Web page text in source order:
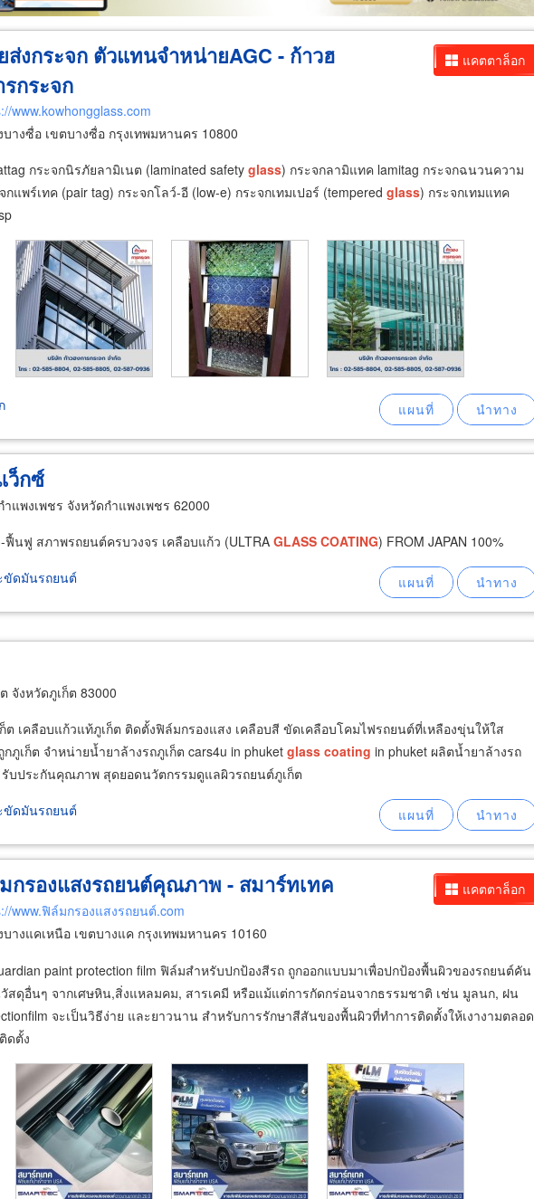
แคตตาล็อก
ส่งกระจก ตัวแทนจำหน่ายAGC - ก้าวฮ
รกระจก
www.kowhongglass.com
างซื่อ เขตบางซื่อ กรุงเทพมหานคร 10800
กระจกนิรภัยลามิเนต (laminated safetyglass) กระจกลามิแทค lamitag กระจกฉนวนความ
แพร์เทค (pair tag) กระจกโลว์-อี (low-e) กระจกเทมเปอร์ (tempered glass) กระจกเทมแทค
ว็กซ์
ำแพงเพชร จังหวัดกำแพงเพชร 62000
นฟู สภาพรถยนต์ครบวงจร เคลือบแก้ว (ULTRA GLASS COATING) FROM JAPAN 100%
ขัดมันรถยนต์
จังหวัดภูเก็ต 83000
ต เคลือบแก้วแท้ภูเก็ต ติดตั้งฟิล์มกรองแสง เคลือบสี ขัดเคลือบโคมไฟรถยนต์ที่เหลืองขุ่นให้ใส
ภูเก็ต จำหน่ายน้ำยาล้างรถภูเก็ต cars4u in phuket glass coating in phuket ผลิตน้ำยาล้างรถ
บประกันคุณภาพ สุดยอดนวัตกรรมดูแลผิวรถยนต์ภูเก็ต
ขัดมันรถยนต์
แคตตาล็อก
กรองแสงรถยนต์คุณภาพ - สมาร์ทเทค
www.ฟิล์มกรองแสงรถยนต์.com
างแคเหนือ เขตบางแค กรุงเทพมหานคร 10160
paint protection film ฟิล์มสำหรับปกป้องสีรถ ถูกออกแบบมาเพื่อปกป้องพื้นผิวของรถยนต์คัน
สดุอื่นๆ จากเศษหิน,สิ่งแหลมคม, สารเคมี หรือแม้แต่การกัดกร่อนจากธรรมชาติ เช่น มูลนก, ฝน
จะเป็นวิธีง่าย และยาวนาน สำหรับการรักษาสีสันของพื้นผิวที่ทำการติดตั้งให้เงางามตลอด
ดตั้ง